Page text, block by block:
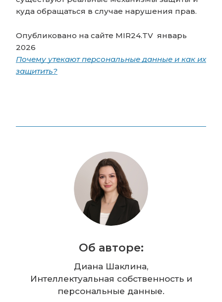
куда обращаться в случае нарушения прав.
Опубликовано на сайте MIR24.TV январь
2026
Почему утекают персональные данные и как их
защитить?
Об авторе:
Диана Шаклина,
Интеллектуальная собственность и
персональные данные.